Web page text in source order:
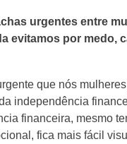
urgentes entre
evitamos por medo,
que nós
independência
financeira, mesmo
fica mais fácil